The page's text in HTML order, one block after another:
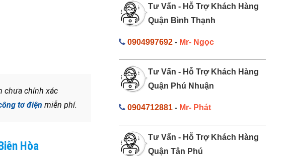
chưa chính xác
tơ điện miễn phí.
Hòa
Tư Vấn - Hỗ Trợ Khách Hàng
Quận Bình Thạnh
0904997692- Mr- Ngọc
Tư Vấn - Hỗ Trợ Khách Hàng
Quận Phú Nhuận
0904712881- Mr- Phát
Tư Vấn - Hỗ Trợ Khách Hàng
Quận Tân Phú